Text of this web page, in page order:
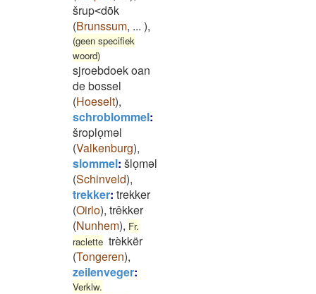
šrup˂dōk
(Brunssum, ... ),
(geen specifiek
woord)
sjroebdoek oan
de bossel
(Hoeselt),
schroblommel:
šroploͅməl
(Valkenburg),
slommel: šloͅməl
(Schinveld),
trekker: trekker
(Oirlo), trêkker
(Nunhem), Fr.
raclette trèkkër
(Tongeren),
zeilenveger:
Verklw.